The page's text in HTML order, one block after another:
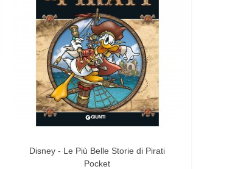
Disney - Le Più Belle Storie di Pirati
Pocket